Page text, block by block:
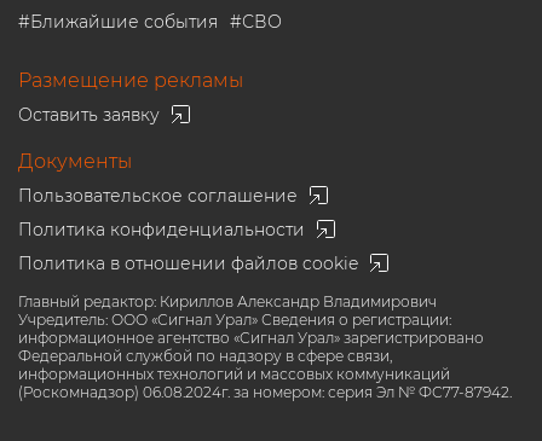
#Ближайшие события #СВО
Размещение рекламы
Оставить заявку
Документы
Пользовательское соглашение
Политика конфиденциальности
Политика в отношении файлов cookie
Главный редактор: Кириллов Александр Владимирович
Учредитель: ООО «Сигнал Урал» Сведения о регистрации:
информационное агентство «Сигнал Урал» зарегистрировано
Федеральной службой по надзору в сфере связи,
информационных технологий и массовых коммуникаций
(Роскомнадзор) 06.08.2024г. за номером: серия Эл № ФС77-87942.